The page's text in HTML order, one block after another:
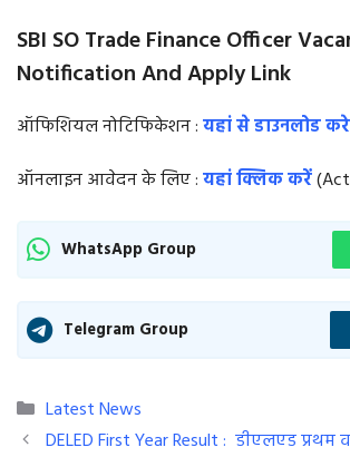
SBI SO Trade Finance Officer
Notification And Apply Link
ऑफिशियल नोटिफिकेशन :यहां से डाउनलोड करे
ऑनलाइन आवेदन के लिए :यहां क्लिक करें
WhatsApp Group
Telegram Group
Categories
Latest News
DELED First Year Result : डीएलएड प्रथम